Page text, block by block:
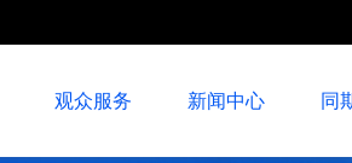
观众服务 新闻中心 同